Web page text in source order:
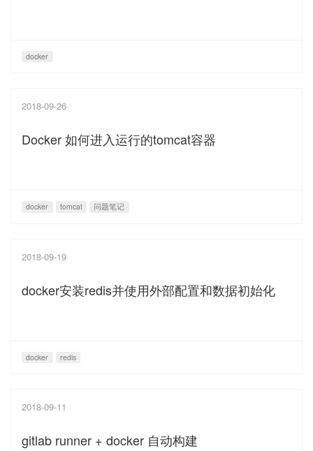
docker
2018-09-26
Docker 如何进入运行的tomcat容器
docker tomcat 问题笔记
2018-09-19
docker安装redis并使用外部配置和数据初始化
docker redis
2018-09-11
gitlab runner + docker 自动构建